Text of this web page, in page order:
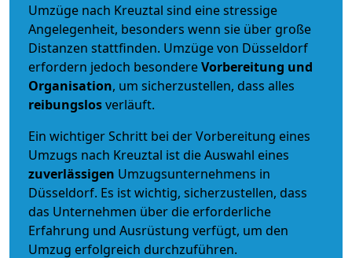
Umzüge nach Kreuztal sind eine stressige
Angelegenheit, besonders wenn sie über große
Distanzen stattfinden. Umzüge von Düsseldorf
erfordern jedoch besondereVorbereitung und
Organisation, um sicherzustellen, dass alles
reibungslosverläuft.
Ein wichtiger Schritt bei der Vorbereitung eines
Umzugs nach Kreuztal ist die Auswahl eines
zuverlässigen Umzugsunternehmens in
Düsseldorf. Es ist wichtig, sicherzustellen, dass
das Unternehmen über die erforderliche
Erfahrung und Ausrüstung verfügt, um den
Umzug erfolgreich durchzuführen.